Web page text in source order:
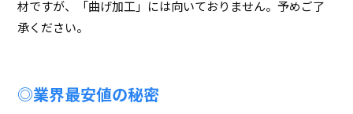
材ですが、「曲げ加工」には向いておりません。予めご了
承ください。
◎業界最安値の秘密